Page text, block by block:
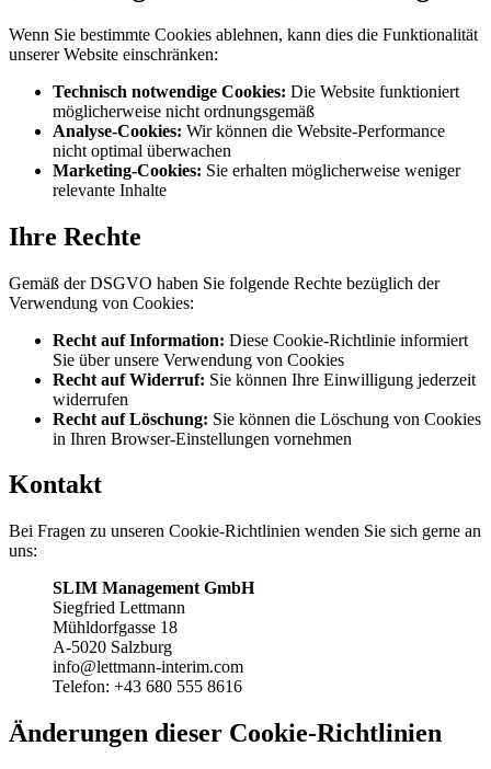
Wenn Sie bestimmte Cookies ablehnen, kann dies die Funktionalität
unserer Website einschränken:
Technisch notwendige Cookies: Die Website funktioniert
möglicherweise nicht ordnungsgemäß
Analyse-Cookies: Wir können die Website-Performance
nicht optimal überwachen
Marketing-Cookies: Sie erhalten möglicherweise weniger
relevante Inhalte
Ihre Rechte
Gemäß der DSGVO haben Sie folgende Rechte bezüglich der
Verwendung von Cookies:
Recht auf Information: Diese Cookie-Richtlinie informiert
Sie über unsere Verwendung von Cookies
Recht auf Widerruf: Sie können Ihre Einwilligung jederzeit
widerrufen
Recht auf Löschung: Sie können die Löschung von Cookies
in Ihren Browser-Einstellungen vornehmen
Kontakt
Bei Fragen zu unseren Cookie-Richtlinien wenden Sie sich gerne an
uns:
SLIM Management GmbH
Siegfried Lettmann
Mühldorfgasse 18
A-5020 Salzburg
info@lettmann-interim.com
Telefon: +43 680 555 8616
Änderungen dieser Cookie-Richtlinien